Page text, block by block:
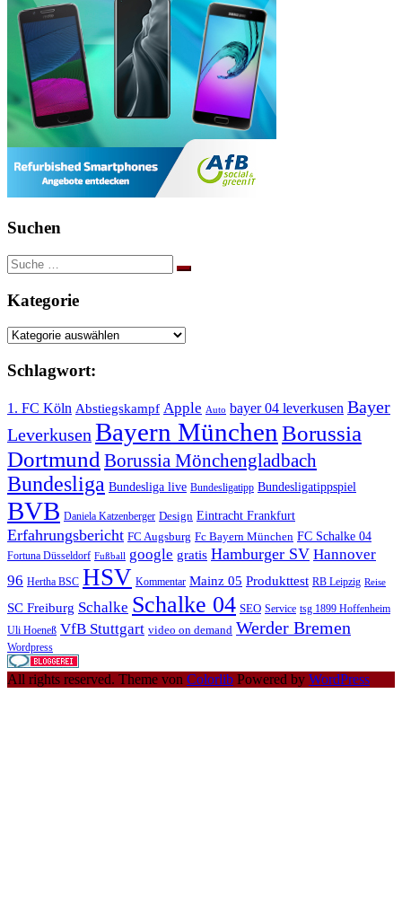
Suchen
Suche
nach:
Kategorie
Kategorie
Schlagwort:
1. FC Köln Abstiegskampf Apple Auto bayer 04 leverkusen Bayer
Leverkusen Bayern München Borussia
Dortmund Borussia Mönchengladbach
Bundesliga Bundesliga live Bundesligatipp Bundesligatippspiel
BVB Daniela Katzenberger Design Eintracht Frankfurt
Erfahrungsbericht FC Augsburg Fc Bayern München FC Schalke 04
Fortuna Düsseldorf Fußball google gratis Hamburger SV Hannover
96 Hertha BSC HSV Kommentar Mainz 05 Produkttest RB Leipzig Reise
SC Freiburg Schalke Schalke 04 SEO Service tsg 1899 Hoffenheim
Uli Hoeneß VfB Stuttgart video on demand Werder Bremen
Wordpress
All rights reserved. Theme von Colorlib Powered by WordPress